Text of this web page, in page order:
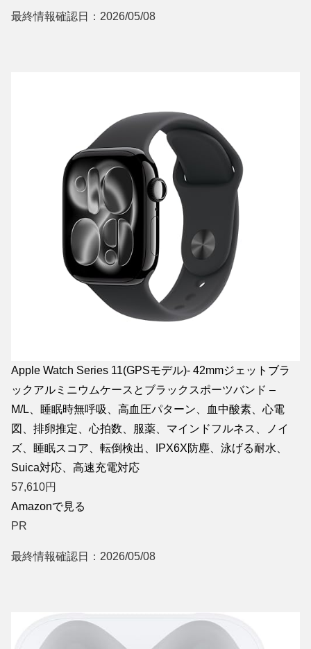
最終情報確認日：2026/05/08
Apple Watch Series 11(GPSモデル)- 42mmジェットブラ
ックアルミニウムケースとブラックスポーツバンド –
M/L、睡眠時無呼吸、高血圧パターン、血中酸素、心電
図、排卵推定、心拍数、服薬、マインドフルネス、ノイ
ズ、睡眠スコア、転倒検出、IPX6X防塵、泳げる耐水、
Suica対応、高速充電対応
57,610円
Amazonで見る
PR
最終情報確認日：2026/05/08